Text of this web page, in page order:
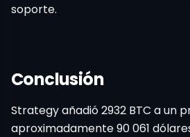
soporte.
Conclusión
Strategy añadió 2932 BTC a un
aproximadamente 90 061